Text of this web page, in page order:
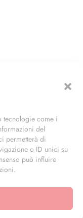
tecnologie come i
del
permetterà di
o ID unici su
può influire
(MI)